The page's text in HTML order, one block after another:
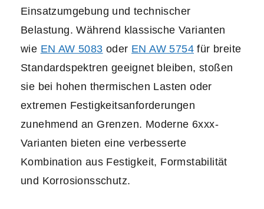
Einsatzumgebung und technischer
Belastung. Während klassische Varianten
wie EN AW 5083 oder EN AW 5754 für breite
Standardspektren geeignet bleiben, stoßen
sie bei hohen thermischen Lasten oder
extremen Festigkeitsanforderungen
zunehmend an Grenzen. Moderne 6xxx-
Varianten bieten eine verbesserte
Kombination aus Festigkeit, Formstabilität
und Korrosionsschutz.